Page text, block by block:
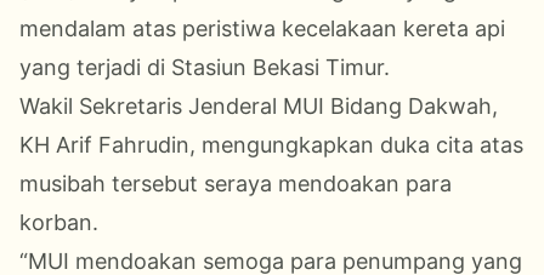
mendalam atas peristiwa kecelakaan kereta api
yang terjadi di Stasiun Bekasi Timur.
Wakil Sekretaris Jenderal MUI Bidang Dakwah,
KH Arif Fahrudin, mengungkapkan duka cita atas
musibah tersebut seraya mendoakan para
korban.
“MUI mendoakan semoga para penumpang yang